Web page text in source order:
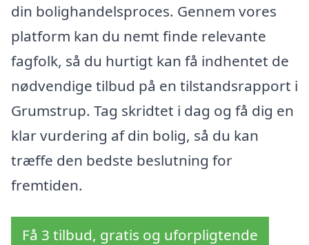
din bolighandelsproces. Gennem vores
platform kan du nemt finde relevante
fagfolk, så du hurtigt kan få indhentet de
nødvendige tilbud på en tilstandsrapport i
Grumstrup. Tag skridtet i dag og få dig en
klar vurdering af din bolig, så du kan
træffe den bedste beslutning for
fremtiden.
Få 3 tilbud, gratis og uforpligtende